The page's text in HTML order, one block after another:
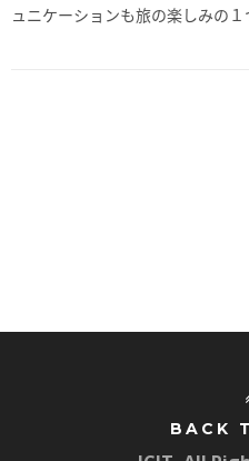
ュニケーションも旅の楽しみの１
BACK